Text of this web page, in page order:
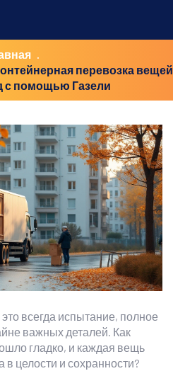
перевозка вещей
с помощью Газели
всегда испытание, полное
важных деталей. Как
гладко, и каждая вещь
целости и сохранности?